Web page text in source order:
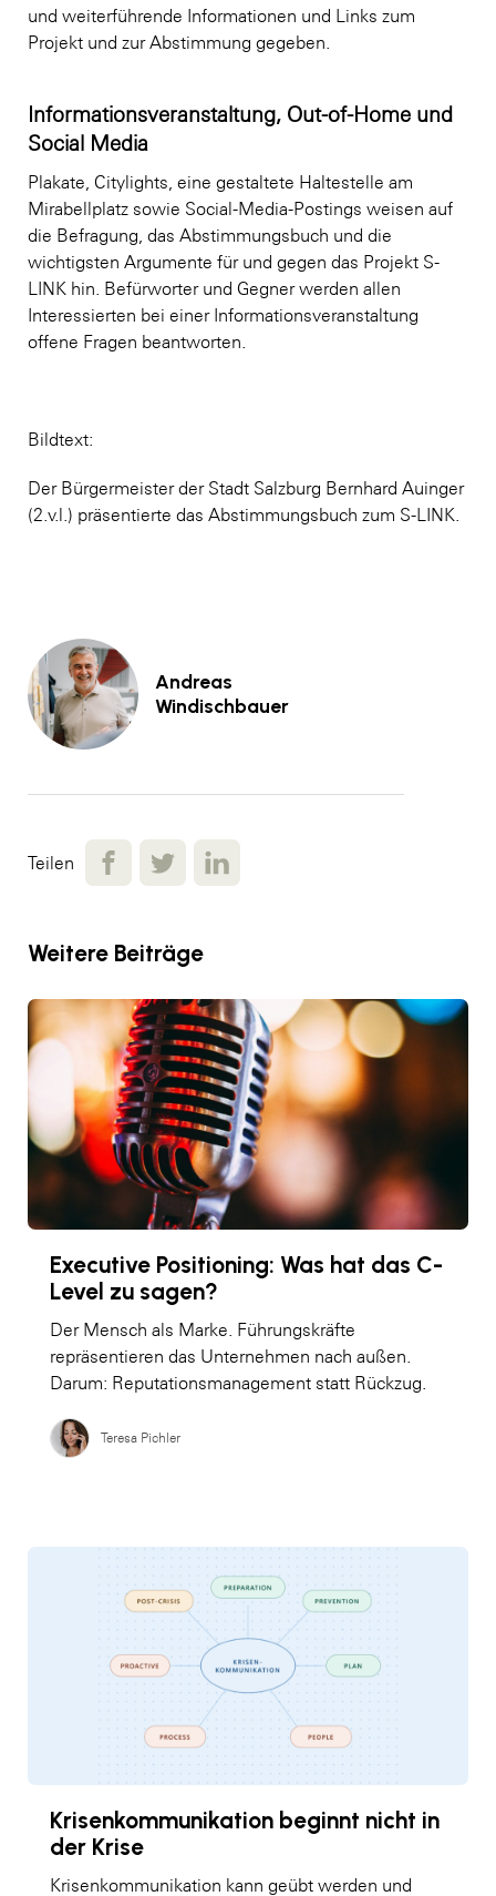
und weiterführende Informationen und Links zum
Projekt und zur Abstimmung gegeben.
Informationsveranstaltung, Out-of-Home und
Social Media
Plakate, Citylights, eine gestaltete Haltestelle am
Mirabellplatz sowie Social-Media-Postings weisen auf
die Befragung, das Abstimmungsbuch und die
wichtigsten Argumente für und gegen das Projekt S-
LINK hin. Befürworter und Gegner werden allen
Interessierten bei einer Informationsveranstaltung
offene Fragen beantworten.
Bildtext:
Der Bürgermeister der Stadt Salzburg Bernhard Auinger
(2.v.l.) präsentierte das Abstimmungsbuch zum S-LINK.
Andreas
Windischbauer
Teilen
Weitere Beiträge
Executive Positioning: Was hat das C-
Level zu sagen?
Der Mensch als Marke. Führungskräfte
repräsentieren das Unternehmen nach außen.
Darum: Reputationsmanagement statt Rückzug.
Teresa Pichler
Krisenkommunikation beginnt nicht in
der Krise
Krisenkommunikation kann geübt werden und